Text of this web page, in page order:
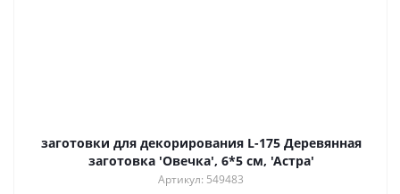
заготовки для декорирования L-175 Деревянная
заготовка 'Овечка', 6*5 см, 'Астра'
Артикул: 549483